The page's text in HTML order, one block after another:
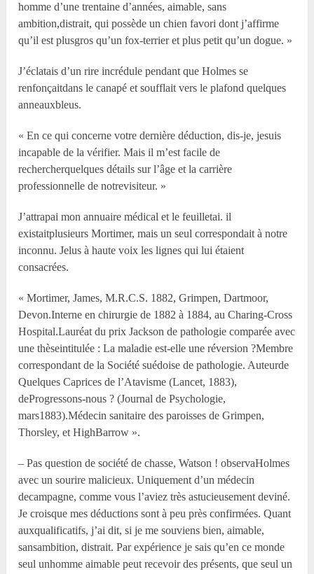
homme d’une trentaine d’années, aimable, sans
ambition,distrait, qui possède un chien favori dont j’affirme
qu’il est plusgros qu’un fox-terrier et plus petit qu’un dogue. »
J’éclatais d’un rire incrédule pendant que Holmes se
renfonçaitdans le canapé et soufflait vers le plafond quelques
anneauxbleus.
« En ce qui concerne votre dernière déduction, dis-je, jesuis
incapable de la vérifier. Mais il m’est facile de
rechercherquelques détails sur l’âge et la carrière
professionnelle de notrevisiteur. »
J’attrapai mon annuaire médical et le feuilletai. il
existaitplusieurs Mortimer, mais un seul correspondait à notre
inconnu. Jelus à haute voix les lignes qui lui étaient
consacrées.
« Mortimer, James, M.R.C.S. 1882, Grimpen, Dartmoor,
Devon.Interne en chirurgie de 1882 à 1884, au Charing-Cross
Hospital.Lauréat du prix Jackson de pathologie comparée avec
une thèseintitulée : La maladie est-elle une réversion ?Membre
correspondant de la Société suédoise de pathologie. Auteurde
Quelques Caprices de l’Atavisme (Lancet, 1883),
deProgressons-nous ? (Journal de Psychologie,
mars1883).Médecin sanitaire des paroisses de Grimpen,
Thorsley, et HighBarrow ».
– Pas question de société de chasse, Watson ! observaHolmes
avec un sourire malicieux. Uniquement d’un médecin
decampagne, comme vous l’aviez très astucieusement deviné.
Je croisque mes déductions sont à peu près confirmées. Quant
auxqualificatifs, j’ai dit, si je me souviens bien, aimable,
sansambition, distrait. Par expérience je sais qu’en ce monde
seul unhomme aimable peut recevoir des présents, que seul un